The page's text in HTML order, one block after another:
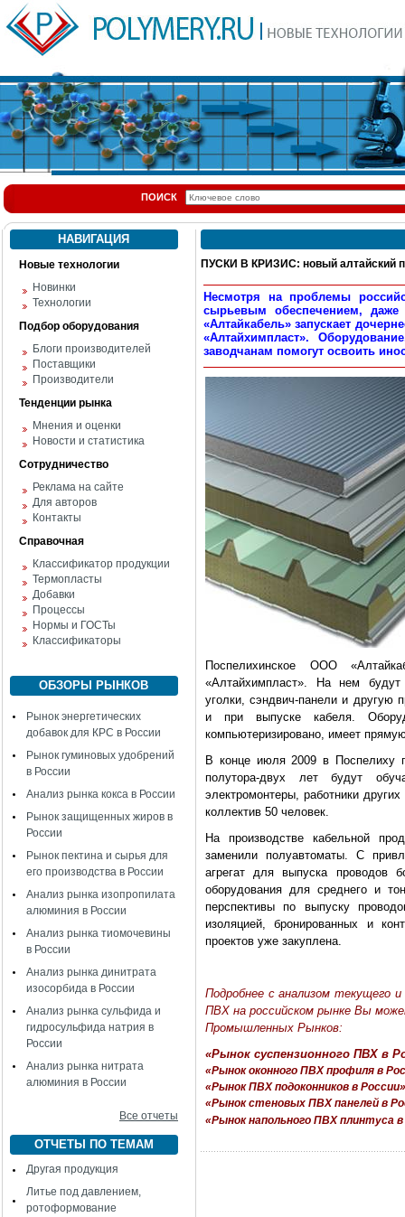
ПОИСК
НАВИГАЦИЯ
Новые технологии
Новинки
Технологии
Подбор оборудования
Блоги производителей
Поставщики
Производители
Тенденции рынка
Мнения и оценки
Новости и статистика
Сотрудничество
Реклама на сайте
Для авторов
Контакты
Справочная
Классификатор продукции
Термопласты
Добавки
Процессы
Нормы и ГОСТы
Классификаторы
ОБЗОРЫ РЫНКОВ
Рынок энергетических
добавок для КРС в России
Рынок гуминовых удобрений
в России
Анализ рынка кокса в России
Рынок защищенных жиров в
России
Рынок пектина и сырья для
его производства в России
Анализ рынка изопропилата
алюминия в России
Анализ рынка тиомочевины
в России
Анализ рынка динитрата
изосорбида в России
Анализ рынка сульфида и
гидросульфида натрия в
России
Анализ рынка нитрата
алюминия в России
Все отчеты
ОТЧЕТЫ ПО ТЕМАМ
Другая продукция
Литье под давлением,
ротоформование
ПУСКИ В КРИЗИС: новый алтайский
Несмотря на проблемы
сырьевым обеспечением,
«Алтайкабель» запускает
«Алтайхимпласт».
заводчанам помогут освоить
Поспелихинское ООО
«Алтайхимпласт». На нем будут
уголки, сэндвич-панели и другую
и при выпуске кабеля.
компьютеризировано, имеет
В конце июля 2009 в Поспелиху
полутора-двух лет будут
электромонтеры, работники
коллектив 50 человек.
На производстве кабельной
заменили полуавтоматы. С
агрегат для выпуска проводов
оборудования для среднего и
перспективы по выпуску
изоляцией, бронированных и
проектов уже закуплена.
Подробнее с анализом текущего и
ПВХ на российском рынке Вы
Промышленных Рынков:
«Рынок суспензионного ПВХ в
«Рынок оконного ПВХ профиля в
«Рынок ПВХ подоконников в России»
«Рынок стеновых ПВХ панелей в
«Рынок напольного ПВХ плинтуса в